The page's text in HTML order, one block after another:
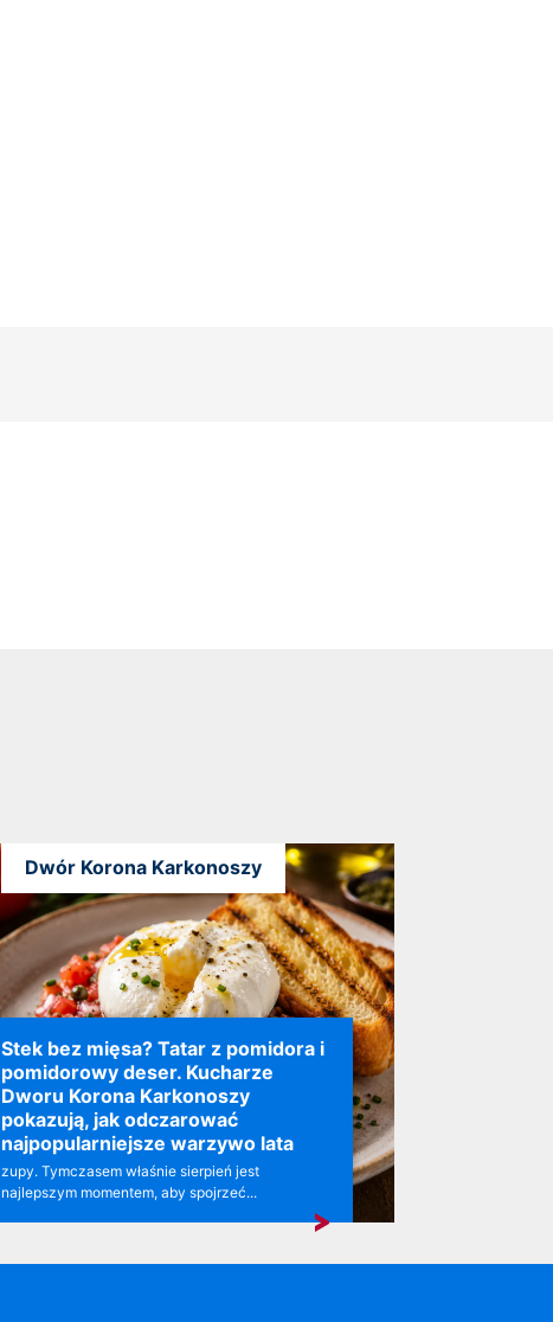
Stek bez mięsa? Tatar z pomidora i
pomidorowy deser. Kucharze
Dworu Korona Karkonoszy
pokazują, jak odczarować
najpopularniejsze warzywo lata
zupy. Tymczasem właśnie sierpień jest
najlepszym momentem, aby spojrzeć...
Dwór Korona Karkonoszy